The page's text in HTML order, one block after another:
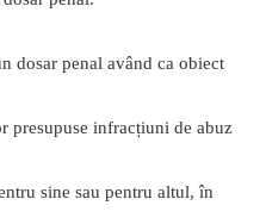
dosar penal având ca obiect
presupuse infracțiuni de abuz
sine sau pentru altul, în